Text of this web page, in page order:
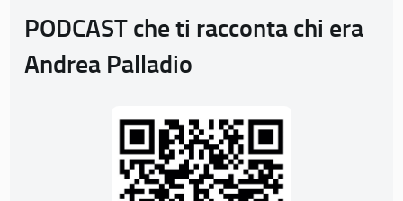
PODCAST che ti racconta chi era
Andrea Palladio